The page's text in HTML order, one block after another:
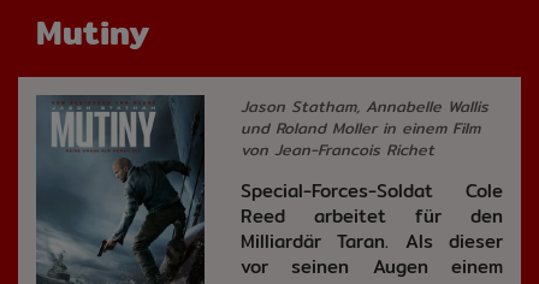
Mutiny
Jason Statham, Annabelle Wallis
und Roland Moller in einem Film
von Jean-Francois Richet
Special-Forces-Soldat Cole
Reed arbeitet für den
Milliardär Taran. Als dieser
vor seinen Augen einem